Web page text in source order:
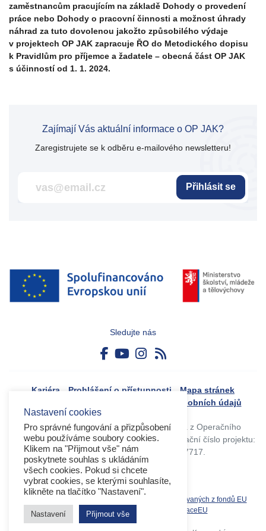
zaměstnancům pracujícím na základě Dohody o provedení
práce nebo Dohody o pracovní činnosti a možnost úhrady
náhrad za tuto dovolenou jakožto způsobilého výdaje
v projektech OP JAK zapracuje ŘO do Metodického dopisu
k Pravidlům pro příjemce a žadatele – obecná část OP JAK
s účinností od 1. 1. 2024.
Zajímají Vás aktuální informace o OP JAK?
Zaregistrujete se k odběru e-mailového newsletteru!
Přihlásit se
Sledujte nás
Kariéra Prohlášení o přístupnosti
Mapa stránek
Zásady ochrany osobních údajů
Tvorba webového portálu byla financovaná z Operačního
programu Výzkum, vývoj a vzdělávání. Registrační číslo projektu:
CZ.02.4.125/0.0/0.0/17_045/0017717.
Databáze produktů spolufinancovaných z fondů EU
OPVVV
EK MS2021+ DotaceEU
Nastavení cookies
Pro správné fungování a přizpůsobení
webu používáme soubory cookies.
Klikem na "Přijmout vše" nám
poskytnete souhlas s ukládáním
všech cookies. Pokud si chcete
vybrat cookies, se kterými souhlasíte,
klikněte na tlačítko "Nastavení".
Nastavení Přijmout vše